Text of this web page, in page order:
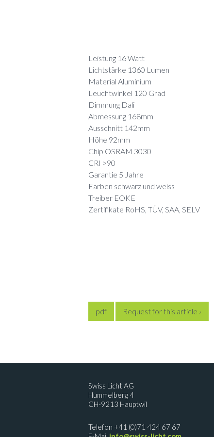
Leistung 16 Watt
Lichtstärke 1360 Lumen
Material Aluminium
Leuchtwinkel 120 Grad
Dimmung Dali
Abmessung 168mm
Ausschnitt 142mm
Höhe 92mm
Chip OSRAM 3030
CRI >90
Garantie 5 Jahre
Farben schwarz und weiss
Treiber EOKE
Zertifikate RoHS, TÜV, SAA, SELV
pdf Request for this article ›
Swiss Licht AG
Hummelberg 4
CH-9213 Hauptwil
Telefon +41 (0)71 424 67 67